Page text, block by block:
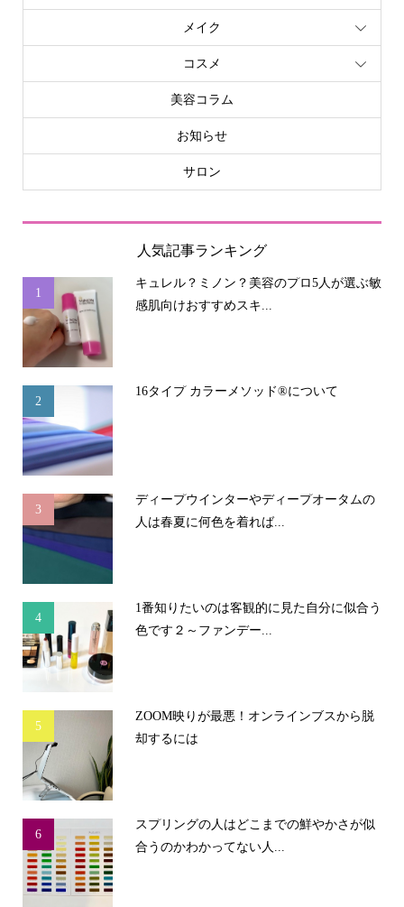
メイク
コスメ
美容コラム
お知らせ
サロン
人気記事ランキング
1
キュレル？ミノン？美容のプロ5人が選ぶ敏
感肌向けおすすめスキ...
2
16タイプ カラーメソッド®について
3
ディープウインターやディープオータムの
人は春夏に何色を着れば...
4
1番知りたいのは客観的に見た自分に似合う
色です２～ファンデー...
5
ZOOM映りが最悪！オンラインブスから脱
却するには
6
スプリングの人はどこまでの鮮やかさが似
合うのかわかってない人...